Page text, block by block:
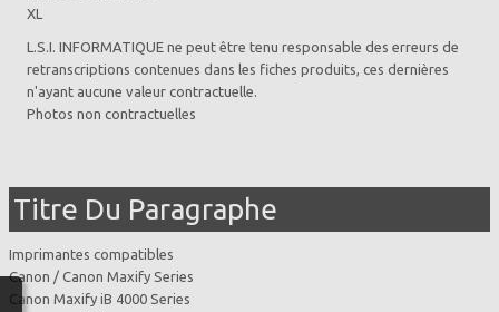
XL
L.S.I. INFORMATIQUE ne peut être tenu responsable des erreurs de
retranscriptions contenues dans les fiches produits, ces dernières
n'ayant aucune valeur contractuelle.
Photos non contractuelles
Titre Du Paragraphe
Imprimantes compatibles
Canon / Canon Maxify Series
Canon Maxify iB 4000 Series